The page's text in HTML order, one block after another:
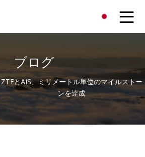
ブログ
ZTEとAIS、ミリメートル単位のマイルストー
ンを達成